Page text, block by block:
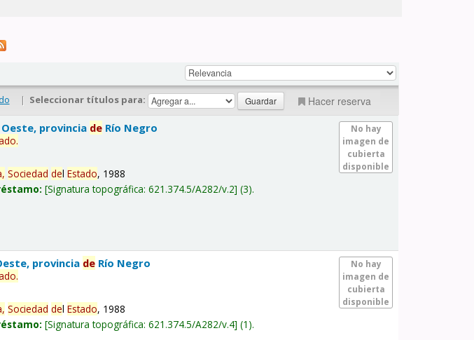
| Seleccionar títulos para: Hacer reserva
No hay
imagen de
cubierta
disponible
provincia de Río Negro
.
Sociedad delEstado, 1988
Signatura topográfica:621.374.5/A282/v.2 (3).
No hay
imagen de
cubierta
disponible
provincia de Río Negro
.
Sociedad delEstado, 1988
Signatura topográfica:621.374.5/A282/v.4 (1).